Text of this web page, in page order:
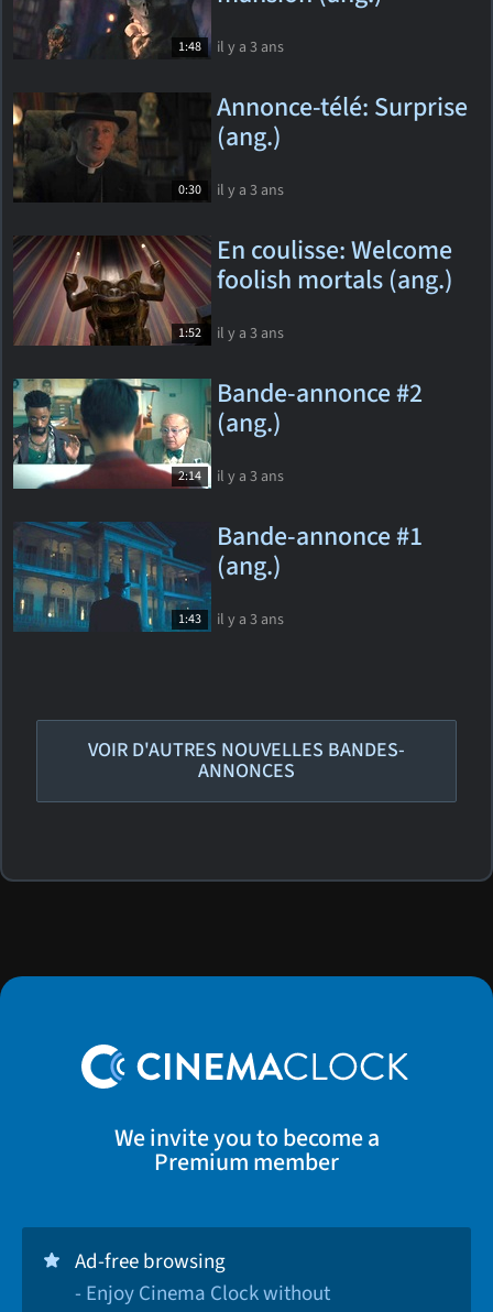
1:48 il y a 3 ans
0:30
Annonce-télé: Surprise
(ang.)
il y a 3 ans
1:52
En coulisse: Welcome
foolish mortals (ang.)
il y a 3 ans
2:14
Bande-annonce #2
(ang.)
il y a 3 ans
1:43
Bande-annonce #1
(ang.)
il y a 3 ans
VOIR D'AUTRES NOUVELLES BANDES-
ANNONCES
We invite you to become a
Premium member
Ad-free browsing
- Enjoy Cinema Clock without